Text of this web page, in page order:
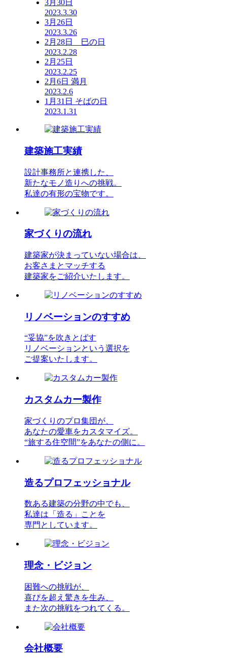
3月30日
2023.3.30
3月26日
2023.3.26
2月28日 巳の日
2023.2.28
2月25日
2023.2.25
2月6日 満月
2023.2.6
1月31日 そばの日
2023.1.31
建築施工実績
設計事務所と連携した、
新たなモノ造りへの挑戦。
私達の有形の宝物です。
家づくりの流れ
建築家が決まっていない場合は、
お客さまとマッチする
建築家をご紹介いたします。
リノベーションのすすめ
“妥協”を吹きとばす
リノベーションという選択を
ご提案いたします。
カスタムカー製作
家づくりのプロ集団が、
あなたの愛車をカスタマイズ。
“旅する住空間”をあなたの側に。
造るプロフェッショナル
数ある建築の分野の中でも、
私達は「造る」ことを
専門としています。
理念・ビジョン
困難への挑戦が、
喜びを超え驚きを生み、
また次の挑戦をつれてくる。
会社概要